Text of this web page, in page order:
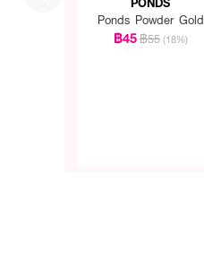
Ponds Powder Gold
฿45฿55 (18%)